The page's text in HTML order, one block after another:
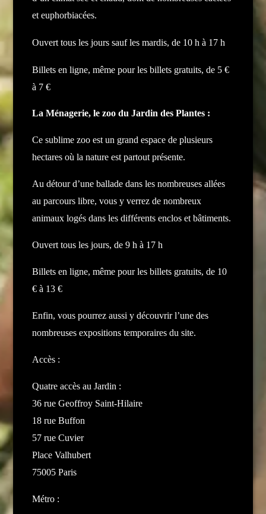
et euphorbiacées.
Ouvert tous les jours sauf les mardis, de 10 h à 17 h
Billets en ligne, même pour les billets gratuits, de 5 €
à 7 €
La Ménagerie, le zoo du Jardin des Plantes :
Ce sublime zoo est un grand espace de plusieurs
hectares où la nature est partout présente.
Au détour d’une ballade dans les nombreuses allées
au parcours libre, vous y verrez de nombreux
animaux logés dans les différents enclos et bâtiments.
Ouvert tous les jours, de 9 h à 17 h
Billets en ligne, même pour les billets gratuits, de 10
€ à 13 €
Enfin, vous pourrez aussi y découvrir l’une des
nombreuses expositions temporaires du site.
Accès :
Quatre accès au Jardin :
36 rue Geoffroy Saint-Hilaire
18 rue Buffon
57 rue Cuvier
Place Valhubert
75005 Paris
Métro :